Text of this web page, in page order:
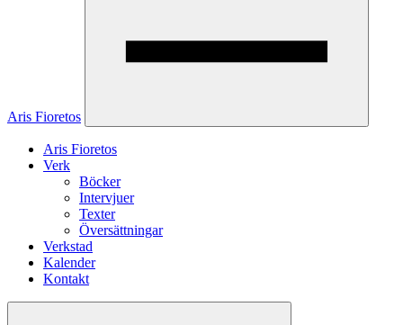
Aris Fioretos
Aris Fioretos
Verk
Böcker
Intervjuer
Texter
Översättningar
Verkstad
Kalender
Kontakt